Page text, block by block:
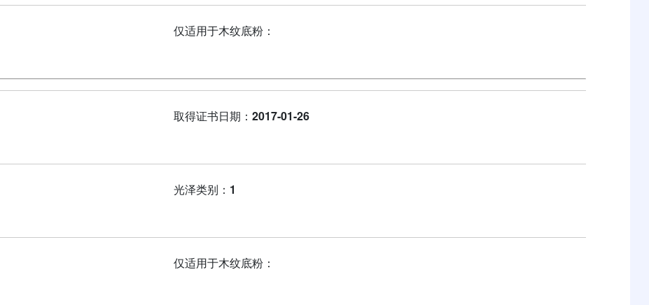
仅适用于木纹底粉：
取得证书日期：2017-01-26
光泽类别： 1
仅适用于木纹底粉：